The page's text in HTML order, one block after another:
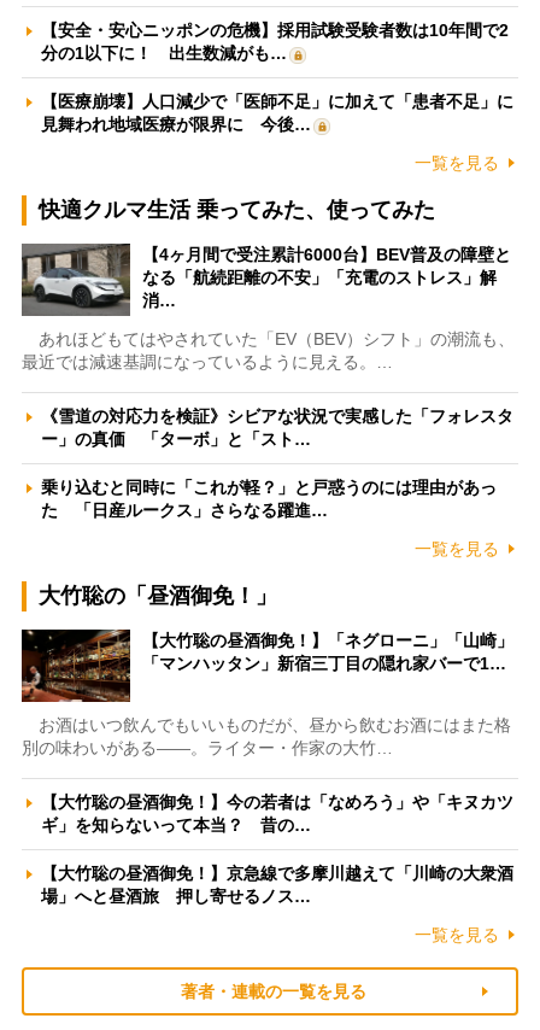
【安全・安心ニッポンの危機】採用試験受験者数は10年間で2
分の1以下に！ 出生数減がも…
【医療崩壊】人口減少で「医師不足」に加えて「患者不足」に
見舞われ地域医療が限界に 今後…
一覧を見る
快適クルマ生活 乗ってみた、使ってみた
【4ヶ月間で受注累計6000台】BEV普及の障壁と
なる「航続距離の不安」「充電のストレス」解
消…
あれほどもてはやされていた「EV（BEV）シフト」の潮流も、
最近では減速基調になっているように見える。…
《雪道の対応力を検証》シビアな状況で実感した「フォレスタ
ー」の真価 「ターボ」と「スト…
乗り込むと同時に「これが軽？」と戸惑うのには理由があっ
た 「日産ルークス」さらなる躍進…
一覧を見る
大竹聡の「昼酒御免！」
【大竹聡の昼酒御免！】「ネグローニ」「山崎」
「マンハッタン」新宿三丁目の隠れ家バーで1…
お酒はいつ飲んでもいいものだが、昼から飲むお酒にはまた格
別の味わいがある――。ライター・作家の大竹…
【大竹聡の昼酒御免！】今の若者は「なめろう」や「キヌカツ
ギ」を知らないって本当？ 昔の…
【大竹聡の昼酒御免！】京急線で多摩川越えて「川崎の大衆酒
場」へと昼酒旅 押し寄せるノス…
一覧を見る
著者・連載の一覧を見る